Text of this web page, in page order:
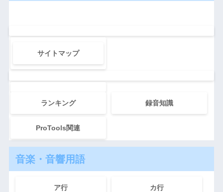
サイトマップ
ランキング 録音知識
ProTools関連
音楽・音響用語
ア行 カ行